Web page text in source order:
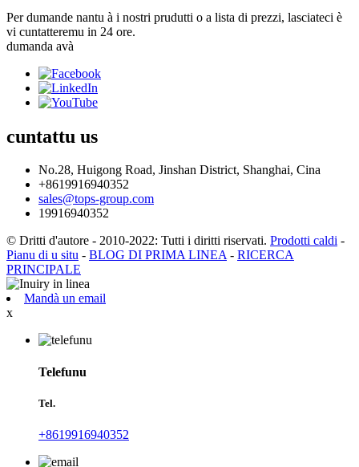
Per dumande nantu à i nostri prudutti o a lista di prezzi, lasciateci è
vi cuntatteremu in 24 ore.
dumanda avà
cuntattu us
No.28, Huigong Road, Jinshan District, Shanghai, Cina
+8619916940352
sales@tops-group.com
19916940352
© Dritti d'autore - 2010-2022: Tutti i diritti riservati. Prodotti caldi -
Pianu di u situ - BLOG DI PRIMA LINEA- RICERCA
PRINCIPALE
Mandà un email
x
Telefunu
Tel.
+8619916940352